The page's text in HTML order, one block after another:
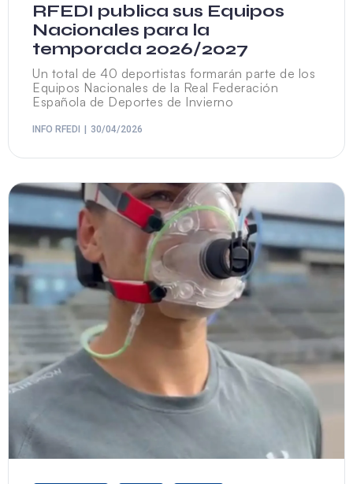
RFEDI publica sus Equipos
Nacionales para la
temporada 2026/2027
Un total de 40 deportistas formarán parte de los
Equipos Nacionales de la Real Federación
Española de Deportes de Invierno
INFO RFEDI 30/04/2026